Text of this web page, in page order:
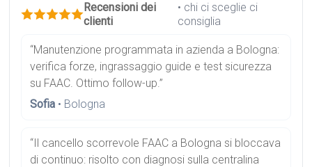
Recensioni dei
clienti
• chi ci sceglie ci
consiglia
“Manutenzione programmata in azienda a Bologna:
verifica forze, ingrassaggio guide e test sicurezza
su FAAC. Ottimo follow-up.”
Sofia • Bologna
“Il cancello scorrevole FAAC a Bologna si bloccava
di continuo: risolto con diagnosi sulla centralina